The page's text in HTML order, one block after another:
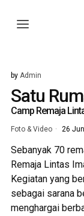
by Admin
Satu
Camp Remaja
Foto & Video 26
Sebanyak 70
Remaja Lintas
Kegiatan yang
sebagai sarana
menghargai